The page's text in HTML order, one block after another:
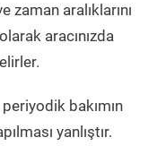
zaman aralıklarını
aracınızda
bakımın
yanlıştır.